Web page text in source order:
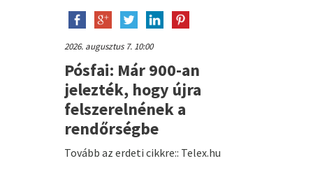
2026. augusztus 7. 10:00
Pósfai: Már 900-an
jelezték, hogy újra
felszerelnének a
rendőrségbe
Tovább az erdeti cikkre:: Telex.hu